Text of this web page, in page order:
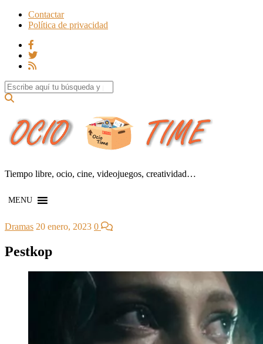
Contactar
Política de privacidad
Search for:
Tiempo libre, ocio, cine, videojuegos, creatividad…
MENU
Dramas 20 enero, 2023 0
Pestkop